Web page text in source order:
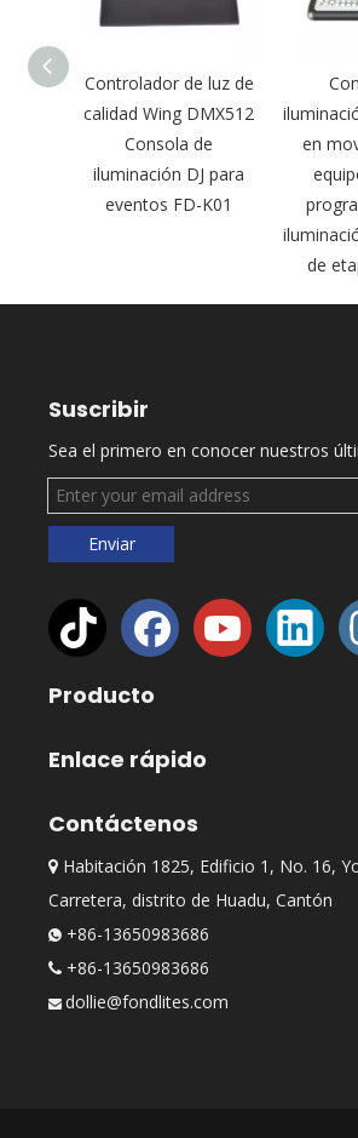
Controlador de luz de
calidad Wing DMX512
Consola de
iluminación DJ para
eventos FD-K01
en
de
Suscribir
Sea el primero en conocer nuestros
Enviar
Producto
Enlace rápido
Contáctenos
 Habitación 1825, Edificio 1, No. 16,
Carretera, distrito de Huadu, Cantón
 +86-13650983686
 +86-13650983686
 dollie@fondlites.com